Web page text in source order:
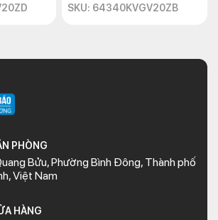
SKU: 64340KVGV20ZB
PHÒNG
Bửu, Phường Bình Đông, Thành phố
Việt Nam
HÀNG